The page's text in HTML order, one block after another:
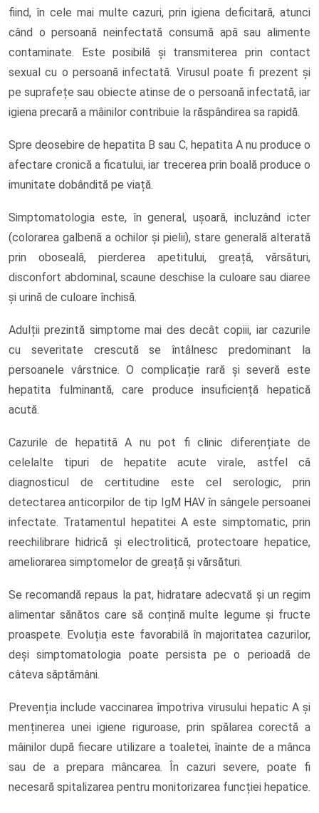
fiind, în cele mai multe cazuri, prin igiena deficitară, atunci
când o persoană neinfectată consumă apă sau alimente
contaminate. Este posibilă și transmiterea prin contact
sexual cu o persoană infectată. Virusul poate fi prezent și
pe suprafețe sau obiecte atinse de o persoană infectată, iar
igiena precară a mâinilor contribuie la răspândirea sa rapidă.
Spre deosebire de hepatita B sau C, hepatita A nu produce o
afectare cronică a ficatului, iar trecerea prin boală produce o
imunitate dobândită pe viață.
Simptomatologia este, în general, ușoară, incluzând icter
(colorarea galbenă a ochilor și pielii), stare generală alterată
prin oboseală, pierderea apetitului, greață, vărsături,
disconfort abdominal, scaune deschise la culoare sau diaree
și urină de culoare închisă.
Adulții prezintă simptome mai des decât copiii, iar cazurile
cu severitate crescută se întâlnesc predominant la
persoanele vârstnice. O complicație rară și severă este
hepatita fulminantă, care produce insuficiență hepatică
acută.
Cazurile de hepatită A nu pot fi clinic diferențiate de
celelalte tipuri de hepatite acute virale, astfel că
diagnosticul de certitudine este cel serologic, prin
detectarea anticorpilor de tip IgM HAV în sângele persoanei
infectate. Tratamentul hepatitei A este simptomatic, prin
reechilibrare hidrică și electrolitică, protectoare hepatice,
ameliorarea simptomelor de greață și vărsături.
Se recomandă repaus la pat, hidratare adecvată și un regim
alimentar sănătos care să conțină multe legume și fructe
proaspete. Evoluția este favorabilă în majoritatea cazurilor,
deși simptomatologia poate persista pe o perioadă de
câteva săptămâni.
Prevenția include vaccinarea împotriva virusului hepatic A și
menținerea unei igiene riguroase, prin spălarea corectă a
mâinilor după fiecare utilizare a toaletei, înainte de a mânca
sau de a prepara mâncarea. În cazuri severe, poate fi
necesară spitalizarea pentru monitorizarea funcției hepatice.